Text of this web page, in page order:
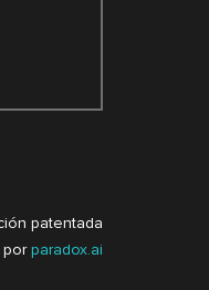
patentada
porparadox.ai